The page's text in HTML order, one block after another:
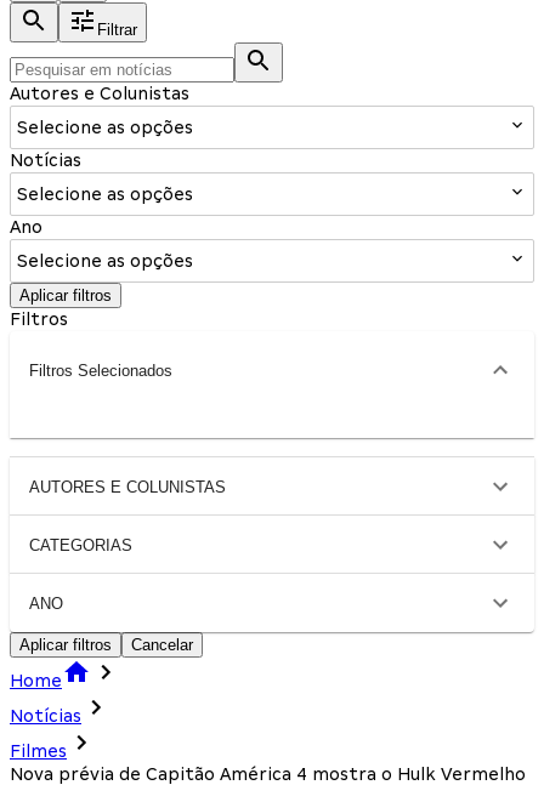
Filtrar
Autores e Colunistas
Selecione as opções
Notícias
Selecione as opções
Ano
Selecione as opções
Aplicar filtros
Filtros
Filtros Selecionados
AUTORES E COLUNISTAS
CATEGORIAS
ANO
Aplicar filtros Cancelar
Home
Notícias
Filmes
Nova prévia de Capitão América 4 mostra o Hulk Vermelho